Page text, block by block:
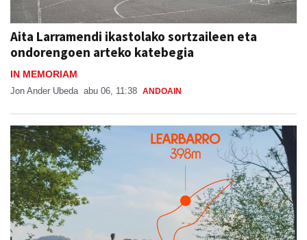
Aita Larramendi ikastolako sortzaileen eta
ondorengoen arteko katebegia
IN MEMORIAM
Jon Ander Ubeda abu 06, 11:38 ANDOAIN